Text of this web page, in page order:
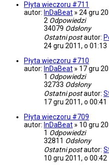
Płyta wieczoru #711
autor: InDaBeat » 24 gru
2 Odpowiedzi
34079 Odsłony
Ostatni postautor:
24 gru 2011, o 01:13
Płyta wieczoru #710
autor: InDaBeat » 17 gru
1 Odpowiedzi
32733 Odsłony
Ostatni postautor:
17 gru 2011, o 00:41
Płyta wieczoru #709
autor: InDaBeat » 10 gru
1 Odpowiedzi
32811 Odsłony
Ostatni postautor:
10 gru 2011, o 00:42